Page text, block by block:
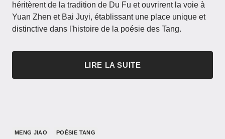
héritèrent de la tradition de Du Fu et ouvrirent la voie à
Yuan Zhen et Bai Juyi, établissant une place unique et
distinctive dans l'histoire de la poésie des Tang.
LIRE LA SUITE
MENG JIAO POÉSIE TANG